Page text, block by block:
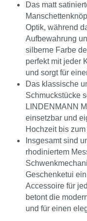
Das matt
Optik, während
Aufbewahrung
silberne Farbe
perfekt mit jeder
und sorgt für
Das klassische
Schmuckstücke
LINDENMANN
einsetzbar und
Hochzeit bis
Insgesamt sind
rhodiniertem
Geschenketui
Accessoire für
betont die
und für einen